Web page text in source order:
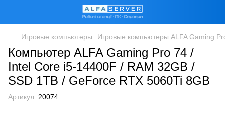
Игровые компьютеры Игровые компьютеры ALFA Gaming
Компьютер ALFA Gaming Pro 74 /
Intel Core i5-14400F / RAM 32GB /
SSD 1TB / GeForce RTX 5060Ti 8GB
Артикул: 20074